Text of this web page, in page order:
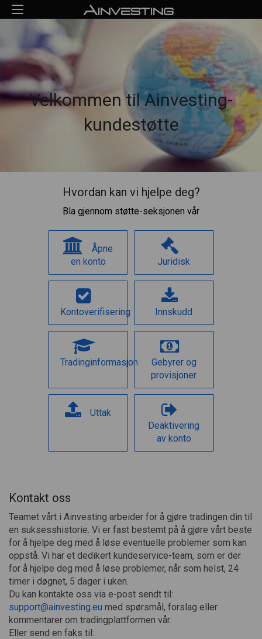
Velkommen til Ainvesting-
kundestøtte
Hvordan kan vi hjelpe deg?
Bla gjennom støtte-seksjonen vår
Åpne
en konto
Juridisk
Kontoverifisering Innskudd
Tradinginformasjon
Gebyrer og
provisjoner
Uttak
Deaktivering
av konto
Kontakt oss
Teamet vårt i Ainvesting arbeider for å gjøre tradingen din til
en suksesshistorie. Vi er fast bestemt på å gjøre vårt beste
for å hjelpe deg med å løse eventuelle problemer som kan
oppstå. Vi har et dedikert kundeservice-team, som er der
for å hjelpe deg med å løse problemer, når som helst, 24
timer i døgnet, 5 dager i uken.
Du kan kontakte oss via e-post sendt til:
support@ainvesting.eu med spørsmål, forslag eller
kommentarer om tradingplattformen vår.
Eller send en faks til: